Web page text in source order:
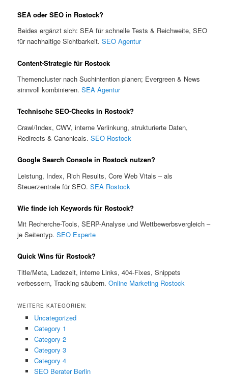
SEA oder SEO in Rostock?
Beides ergänzt sich: SEA für schnelle Tests & Reichweite, SEO
für nachhaltige Sichtbarkeit.SEO Agentur
Content-Strategie für Rostock
Themencluster nach Suchintention planen; Evergreen & News
sinnvoll kombinieren.SEA Agentur
Technische SEO-Checks in Rostock?
Crawl/Index, CWV, interne Verlinkung, strukturierte Daten,
Redirects & Canonicals.SEO Rostock
Google Search Console in Rostock nutzen?
Leistung, Index, Rich Results, Core Web Vitals – als
Steuerzentrale für SEO.SEA Rostock
Wie finde ich Keywords für Rostock?
Mit Recherche-Tools, SERP-Analyse und Wettbewerbsvergleich –
je Seitentyp.SEO Experte
Quick Wins für Rostock?
Title/Meta, Ladezeit, interne Links, 404-Fixes, Snippets
verbessern, Tracking säubern.Online Marketing Rostock
WEITERE KATEGORIEN:
Uncategorized
Category 1
Category 2
Category 3
Category 4
SEO Berater Berlin